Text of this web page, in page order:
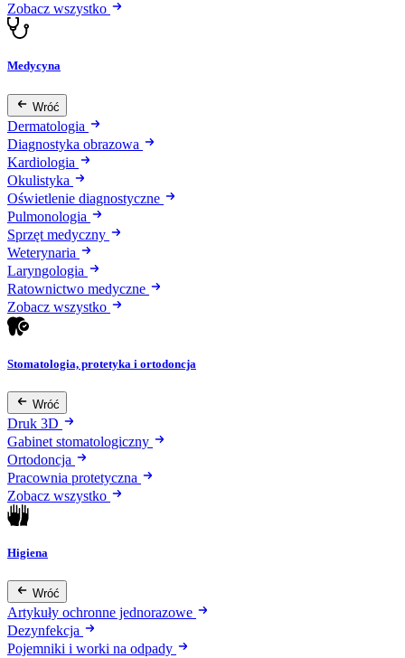
Zobacz wszystko
Medycyna
Wróć
Dermatologia
Diagnostyka obrazowa
Kardiologia
Okulistyka
Oświetlenie diagnostyczne
Pulmonologia
Sprzęt medyczny
Weterynaria
Laryngologia
Ratownictwo medyczne
Zobacz wszystko
Stomatologia, protetyka i ortodoncja
Wróć
Druk 3D
Gabinet stomatologiczny
Ortodoncja
Pracownia protetyczna
Zobacz wszystko
Higiena
Wróć
Artykuły ochronne jednorazowe
Dezynfekcja
Pojemniki i worki na odpady